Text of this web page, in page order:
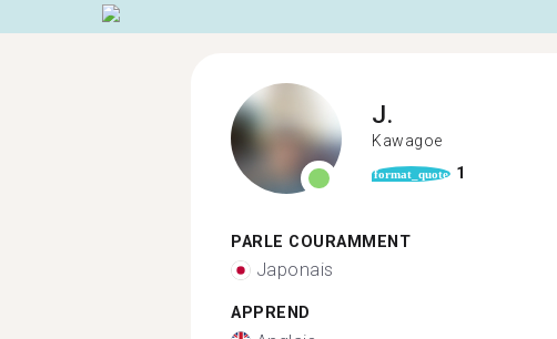
J.
Kawagoe
format_quote 1
PARLE COURAMMENT
Japonais
APPREND